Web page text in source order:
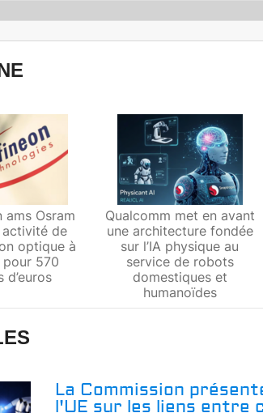
ams Osram
activité de
optique à
pour 570
d’euros
Qualcomm met en avant
une architecture fondée
sur l’IA physique au
service de robots
domestiques et
humanoïdes
La Commission
l'UE sur les liens entre